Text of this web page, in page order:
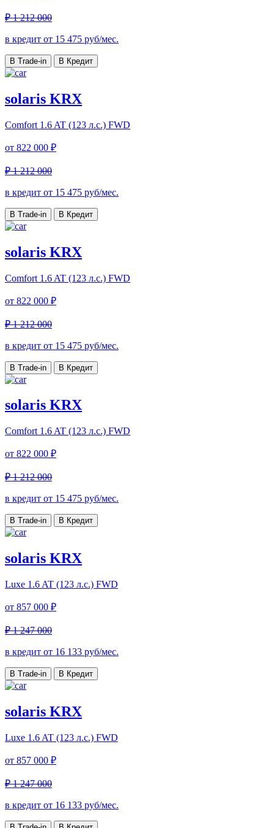
₽ 1 212 000
в кредит от 15 475 руб/мес.
В Trade-in В Кредит
solaris KRX
Comfort 1.6 AT (123 л.с.) FWD
от 822 000 ₽
₽ 1 212 000
в кредит от 15 475 руб/мес.
В Trade-in В Кредит
solaris KRX
Comfort 1.6 AT (123 л.с.) FWD
от 822 000 ₽
₽ 1 212 000
в кредит от 15 475 руб/мес.
В Trade-in В Кредит
solaris KRX
Comfort 1.6 AT (123 л.с.) FWD
от 822 000 ₽
₽ 1 212 000
в кредит от 15 475 руб/мес.
В Trade-in В Кредит
solaris KRX
Luxe 1.6 AT (123 л.с.) FWD
от 857 000 ₽
₽ 1 247 000
в кредит от 16 133 руб/мес.
В Trade-in В Кредит
solaris KRX
Luxe 1.6 AT (123 л.с.) FWD
от 857 000 ₽
₽ 1 247 000
в кредит от 16 133 руб/мес.